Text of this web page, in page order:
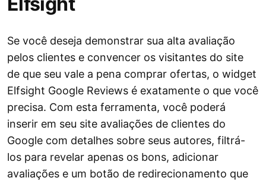
Se você deseja demonstrar sua alta avaliação
pelos clientes e convencer os visitantes do site
de que seu vale a pena comprar ofertas, o widget
Elfsight Google Reviews é exatamente o que você
precisa. Com esta ferramenta, você poderá
inserir em seu site avaliações de clientes do
Google com detalhes sobre seus autores, filtrá-
los para revelar apenas os bons, adicionar
avaliações e um botão de redirecionamento que